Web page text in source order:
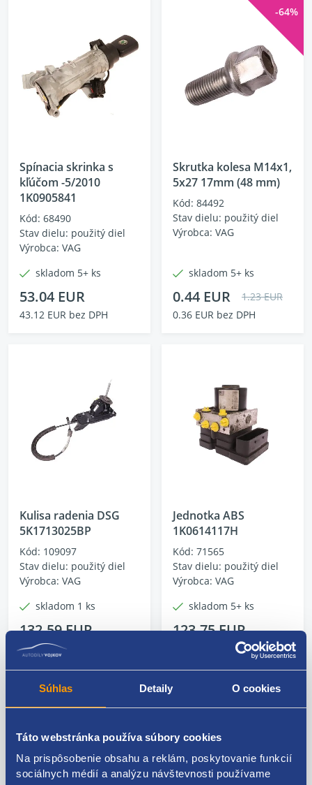
Súhlas Detaily O cookies
Táto webstránka používa súbory cookies
Na prispôsobenie obsahu a reklám, poskytovanie funkcií
sociálnych médií a analýzu návštevnosti používame
Spínacia skrinka s
kľúčom -5/2010
1K0905841
Kód: 68490
Stav dielu: použitý diel
Výrobca: VAG
skladom 5+ ks
53.04 EUR
43.12 EUR bez DPH
-64%
Skrutka kolesa M14x1,
5x27 17mm (48 mm)
Kód: 84492
Stav dielu: použitý diel
Výrobca: VAG
skladom 5+ ks
0.44 EUR
1.23 EUR
0.36 EUR bez DPH
Kulisa radenia DSG
5K1713025BP
Kód: 109097
Stav dielu: použitý diel
Výrobca: VAG
skladom 1 ks
132.59 EUR
107.80 EUR bez DPH
Jednotka ABS
1K0614117H
Kód: 71565
Stav dielu: použitý diel
Výrobca: VAG
skladom 5+ ks
123.75 EUR
100.61 EUR bez DPH
Do e-shopu
Ďalšie podobné vozidlá na demontáž